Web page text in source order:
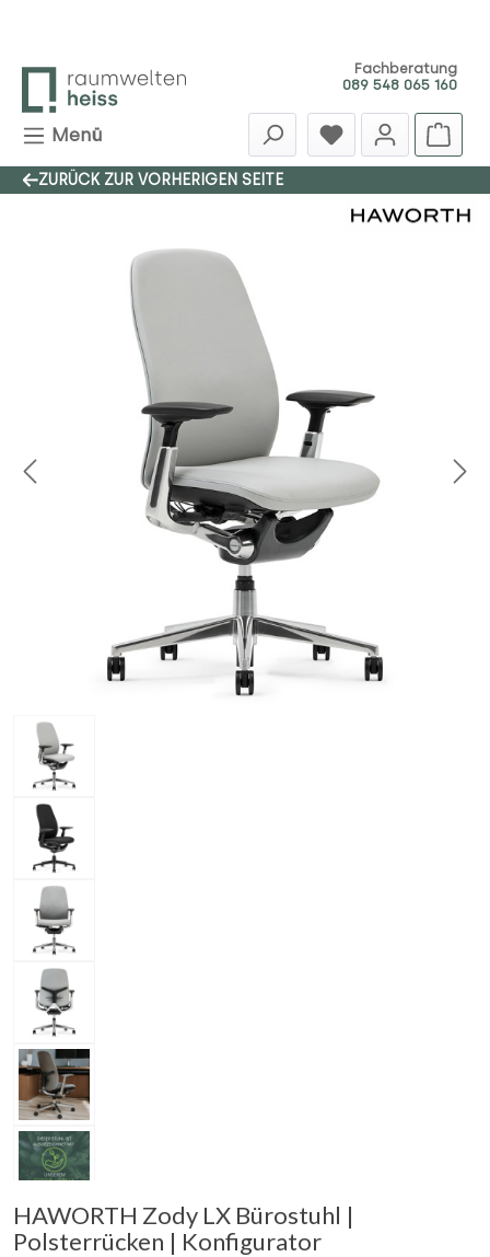
Fachberatung
089 548 065 160
Menü
ZURÜCK ZUR VORHERIGEN SEITE
HAWORTH Zody LX Bürostuhl |
Polsterrücken | Konfigurator
Bildergalerie überspringen